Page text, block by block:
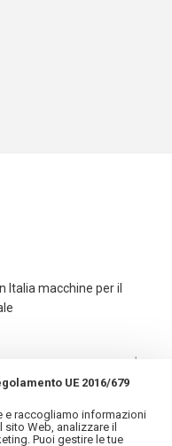
Italia macchine per il
UE 2016/679
e raccogliamo informazioni
Web, analizzare il
Puoi gestire le tue